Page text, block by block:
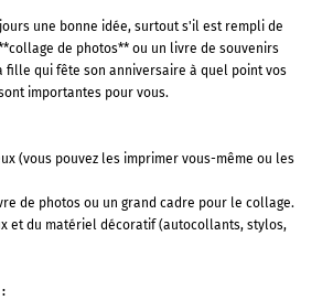
une bonne idée, surtout s'il est rempli de
de photos** ou un livre de souvenirs
fille qui fête son anniversaire à quel point vos
importantes pour vous.
(vous pouvez les imprimer vous-même ou les
de photos ou un grand cadre pour le collage.
et du matériel décoratif (autocollants, stylos,